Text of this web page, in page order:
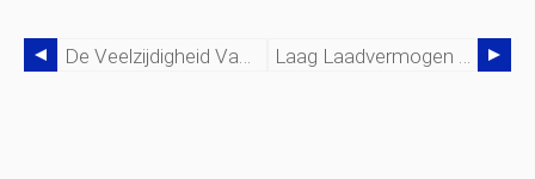
De Veelzijdigheid Van De ABB IRB 2400-Robot Laag Laadvermogen Met Vermogen – De KUKA KR16-Robot